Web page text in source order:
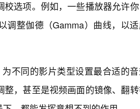
选项。例如，一些播放器允许
调整伽德（Gamma）曲线，以
不同的影片类型设置最合适的音
，甚至是视频画面的镜像、翻